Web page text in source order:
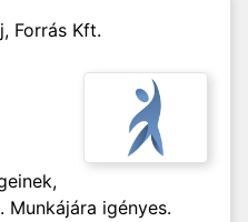
Forrás Kft.
igényes.